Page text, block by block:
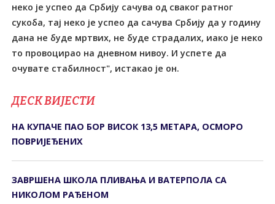
неко је успео да Србију сачува од сваког ратног
сукоба, тај неко је успео да сачува Србију да у годину
дана не буде мртвих, не буде страдалих, иако је неко
то провоцирао на дневном нивоу. И успете да
очувате стабилност", истакао је он.
ДЕСК ВИЈЕСТИ
НА КУПАЧЕ ПАО БОР ВИСОК 13,5 МЕТАРА, ОСМОРО
ПОВРИЈЕЂЕНИХ
ЗАВРШЕНА ШКОЛА ПЛИВАЊА И ВАТЕРПОЛА СА
НИКОЛОМ РАЂЕНОМ